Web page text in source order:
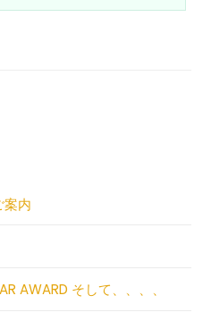
案内
AWARD そして、、、、